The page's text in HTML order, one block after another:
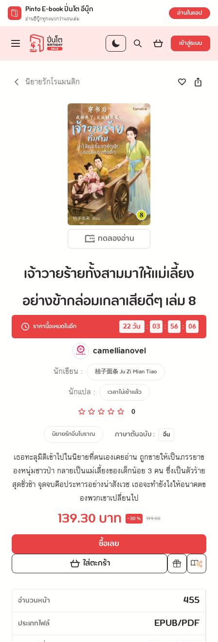
Pinto E-book ปิ่นโต อีบุ๊ก
อ่านอีบุ๊กทุกแนวกว่าแสนเล่ม อ่านในแอป
เข้าสู่ระบบ
นิยายรักโรแมนติก
ทดลองอ่าน
เจ้าวายร้ายทั้งสามมาให้แม่เลี้ยง
อย่างข้ากล่อมเกลาเสียดีๆ เล่ม 8
ราคานี้จะหมดในอีก 22 วัน : 03 : 56 : 06
camellianovel
นักเขียน : 桔子面条 Ju Zi Mian Tiao
นักแปล : เวลาไม่เช้าแล้ว
0
นิยายรักจีนโบราณ ภาษาต้นฉบับ : จีน
เธอทะลุมิติเข้าไปในนิยายที่ตนเองเคยอ่าน ถูกขายให้เป็นภรรยาข
องหนุ่มชาวป่า กลายเป็นแม่เลี้ยงของเด็กน้อย 3 คน ซึ่งเป็นตัวร้าย
สุดชั่วช้า จุดจบคือประหารอย่างน่าสังเวช เธอจะทำยังไงให้อนาคตข
องพวกเขาเปลี่ยนไป
139.30 บาท -30 % 199.00
ซื้อเลย
ใส่ตะกร้า
จำนวนหน้า 455
ประเภทไฟล์ EPUB/PDF